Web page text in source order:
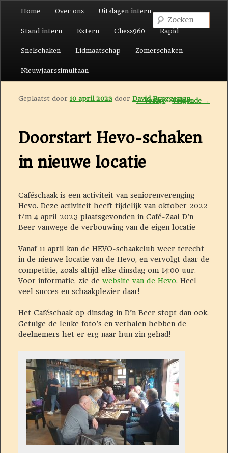
Spring naar de primaire inhoud
Spring naar de secundaire inhoud
Home Over ons Uitslagen intern
Stand intern Extern Chess960 Rapid
Snelschaken Lidmaatschap Zomerschaken
Nieuwjaarssimultaan
Berichtnavigatie
←Vorige Volgende →
Doorstart Hevo-schaken
in nieuwe locatie
Geplaatst door 10 april 2023 door David Bruggeman
Caféschaak is een activiteit van seniorenverenging
Hevo. Deze activiteit heeft tijdelijk van oktober 2022
t/m 4 april 2023 plaatsgevonden in Café-Zaal D’n
Beer vanwege de verbouwing van de eigen locatie
Vanaf 11 april kan de HEVO-schaakclub weer terecht
in de nieuwe locatie van de Hevo, en vervolgt daar de
competitie, zoals altijd elke dinsdag om 14:00 uur.
Voor informatie, zie de website van de Hevo. Heel
veel succes en schaakplezier daar!
Het Caféschaak op dinsdag in D’n Beer stopt dan ook.
Getuige de leuke foto’s en verhalen hebben de
deelnemers het er erg naar hun zin gehad!